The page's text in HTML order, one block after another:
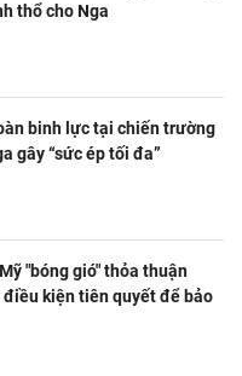
thổ cho Nga
binh lực tại chiến trường
gây “sức ép tối đa”
"bóng gió" thỏa thuận
điều kiện tiên quyết để bảo